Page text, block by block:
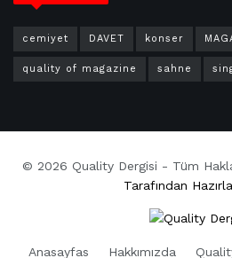
cemiyet DAVET konser
quality of magazine sahne
© 2026 Quality Dergisi - Tüm
Tarafından
Anasayfas Hakkımızda